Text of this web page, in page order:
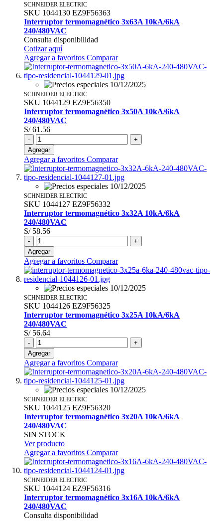
SCHNEIDER ELECTRIC
SKU 1044130 EZ9F56363
Interruptor termomagnético 3x63A 10kA/6kA
240/480VAC
Consulta disponibilidad
Cotizar aquí
Agregar a favoritos Comparar
SCHNEIDER ELECTRIC
SKU 1044129 EZ9F56350
Interruptor termomagnético 3x50A 10kA/6kA
240/480VAC
S/ 61.56
-
+
Agregar
Agregar a favoritos Comparar
SCHNEIDER ELECTRIC
SKU 1044127 EZ9F56332
Interruptor termomagnético 3x32A 10kA/6kA
240/480VAC
S/ 58.56
-
+
Agregar
Agregar a favoritos Comparar
SCHNEIDER ELECTRIC
SKU 1044126 EZ9F56325
Interruptor termomagnético 3x25A 10kA/6kA
240/480VAC
S/ 56.64
-
+
Agregar
Agregar a favoritos Comparar
SCHNEIDER ELECTRIC
SKU 1044125 EZ9F56320
Interruptor termomagnético 3x20A 10kA/6kA
240/480VAC
SIN STOCK
Ver producto
Agregar a favoritos Comparar
SCHNEIDER ELECTRIC
SKU 1044124 EZ9F56316
Interruptor termomagnético 3x16A 10kA/6kA
240/480VAC
Consulta disponibilidad